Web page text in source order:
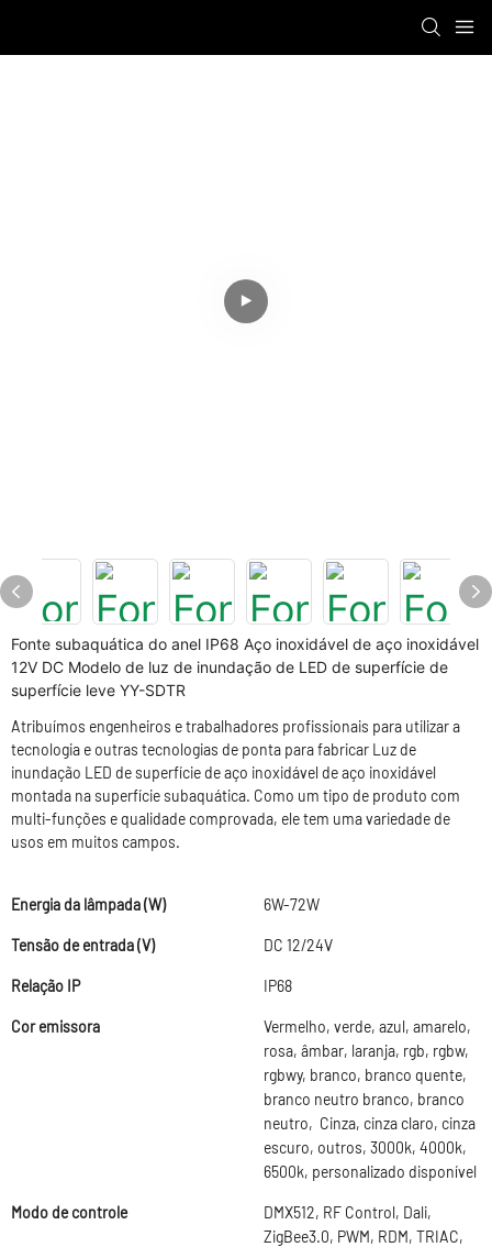
Fonte subaquática do anel IP68 Aço inoxidável de aço inoxidável
12V DC Modelo de luz de inundação de LED de superfície de
superfície leve YY-SDTR
Atribuímos engenheiros e trabalhadores profissionais para utilizar a
tecnologia e outras tecnologias de ponta para fabricar Luz de
inundação LED de superfície de aço inoxidável de aço inoxidável
montada na superfície subaquática. Como um tipo de produto com
multi-funções e qualidade comprovada, ele tem uma variedade de
usos em muitos campos.
Energia da lâmpada (W) 6W-72W
Tensão de entrada (V) DC 12/24V
Relação IP IP68
Cor emissora
Vermelho, verde, azul, amarelo,
rosa, âmbar, laranja, rgb, rgbw,
rgbwy, branco, branco quente,
branco neutro branco, branco
neutro, Cinza, cinza claro, cinza
escuro, outros, 3000k, 4000k,
6500k, personalizado disponível
Modo de controle
DMX512, RF Control, Dali,
ZigBee3.0, PWM, RDM, TRIAC,